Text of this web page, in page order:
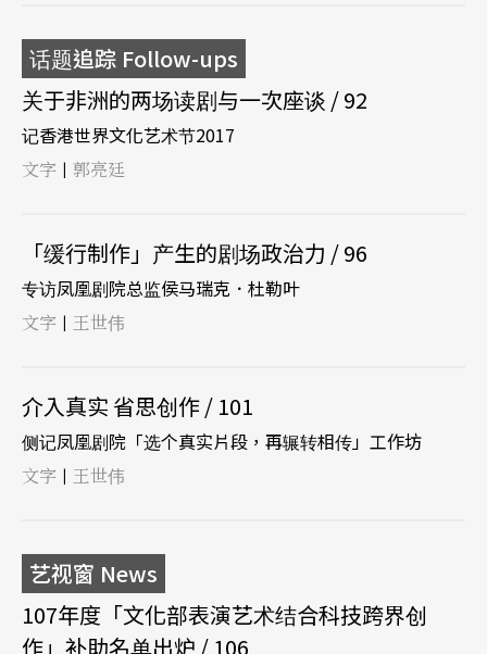
话题追踪 Follow-ups
关于非洲的两场读剧与一次座谈 / 92
记香港世界文化艺术节2017
文字 | 郭亮廷
「缓行制作」产生的剧场政治力 / 96
专访凤凰剧院总监侯马瑞克．杜勒叶
文字 | 王世伟
介入真实 省思创作 / 101
侧记凤凰剧院「选个真实片段，再辗转相传」工作坊
文字 | 王世伟
艺视窗 News
107年度「文化部表演艺术结合科技跨界创
作」补助名单出炉 / 106